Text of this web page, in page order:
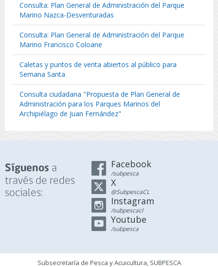
Consulta: Plan General de Administración del Parque
Marino Nazca-Desventuradas
Consulta: Plan General de Administración del Parque
Marino Francisco Coloane
Caletas y puntos de venta abiertos al público para
Semana Santa
Consulta ciudadana "Propuesta de Plan General de
Administración para los Parques Marinos del
Archipiélago de Juan Fernández"
Síguenos a
través de redes
sociales:
Facebook
/subpesca
X
@SubpescaCL
Instagram
/subpescacl
Youtube
/subpesca
Subsecretaría de Pesca y Acuicultura, SUBPESCA